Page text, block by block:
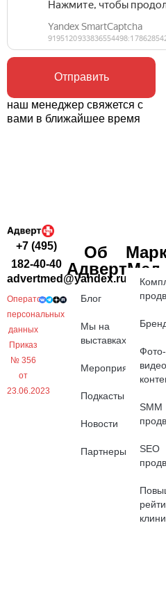
Отправить
наш менеджер свяжется с
вами в ближайшее время
+7 (495)
182-40-40
advertmed@yandex.ru
Оператор
персональных
данных
Приказ
№ 356
от
23.06.2023
Об
АдвертМед
Блог
Мы на
выставках
Мероприятия
Подкасты
Новости
Партнеры
Фото-
видео
SMM
SEO